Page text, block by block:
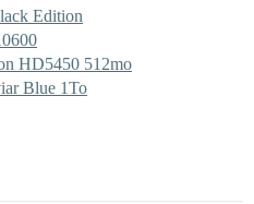
Edition
HD5450 512mo
Blue 1To